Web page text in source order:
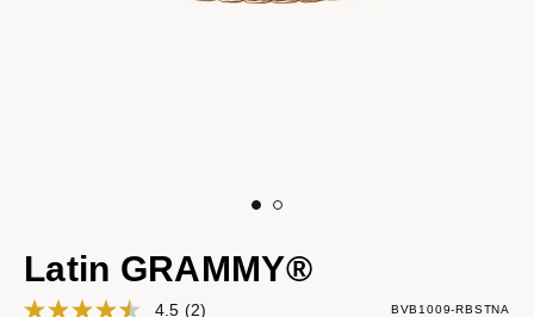
Latin GRAMMY®
4.5 (2) BVB1009-RBSTNA